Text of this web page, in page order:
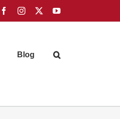
FacebookInstagram YouTube
Blog